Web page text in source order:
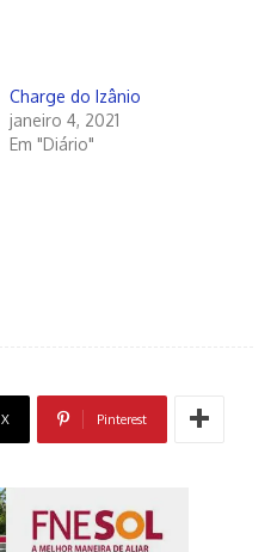
Charge do Izânio
janeiro 4, 2021
Em "Diário"
X Pinterest